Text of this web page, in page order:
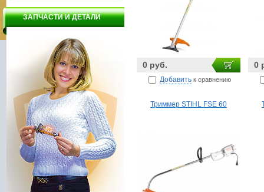
0 руб.
Добавить к сравнению
0
Триммер STIHL FSE 60
ЗАПЧАСТИ И ДЕТАЛИ